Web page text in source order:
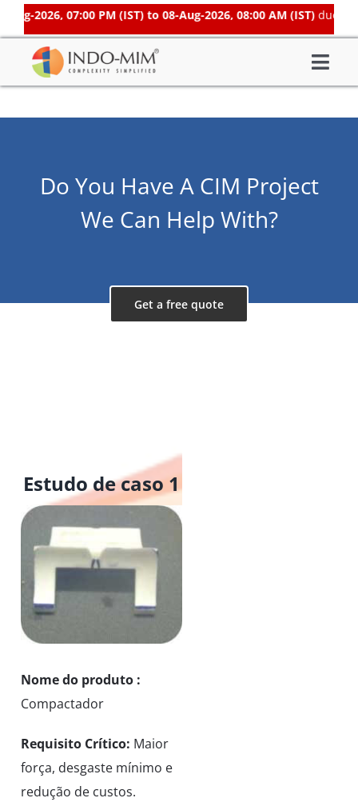
to
content
2026, 07:00 PM (IST) to 08-Aug-2026, 08:00 AM (IST)due to
Investor
Get Instant Quote / Buy Online
Do You Have A CIM Project
We Can Help With?
Get a free quote
Estudo de caso 1
Nome do produto :
Compactador
Requisito Crítico: Maior
força, desgaste mínimo e
redução de custos.